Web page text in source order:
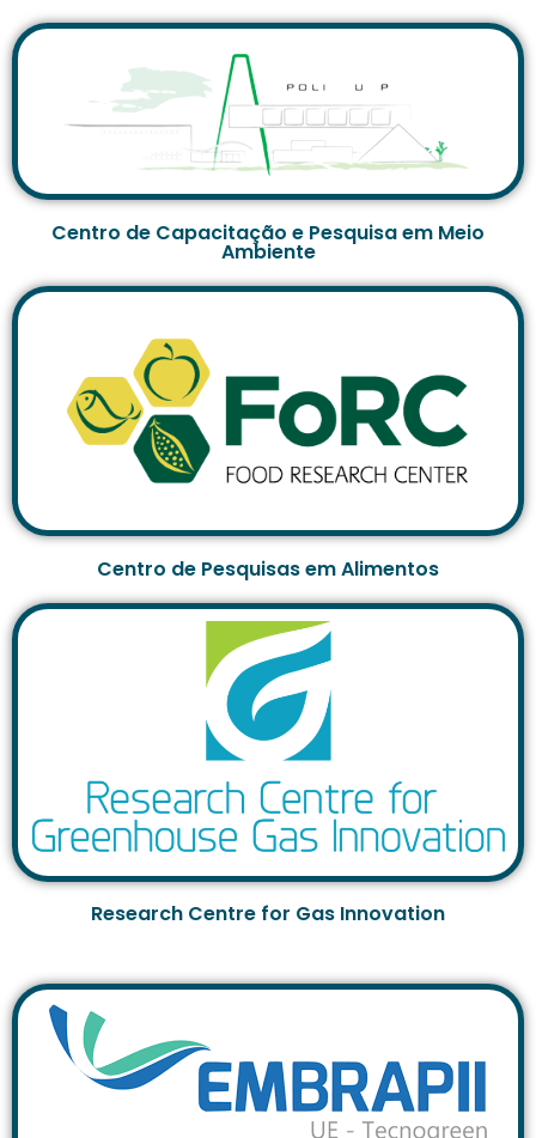
Centro de Capacitação e Pesquisa em Meio
Ambiente
Centro de Pesquisas em Alimentos
Research Centre for Gas Innovation